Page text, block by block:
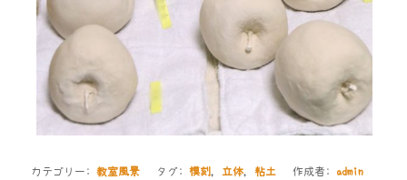
カテゴリー:教室風景 タグ:模刻, 立体, 粘土 作成者: admin